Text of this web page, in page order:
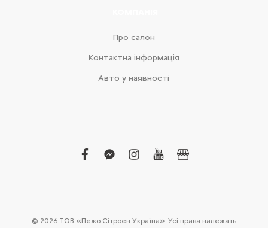
Про салон
Контактна інформація
Авто у наявності
facebook
facebook-
instagram
youtubebusiness
© 2026 ТОВ «Пежо Сітроен Україна». Усі права належать